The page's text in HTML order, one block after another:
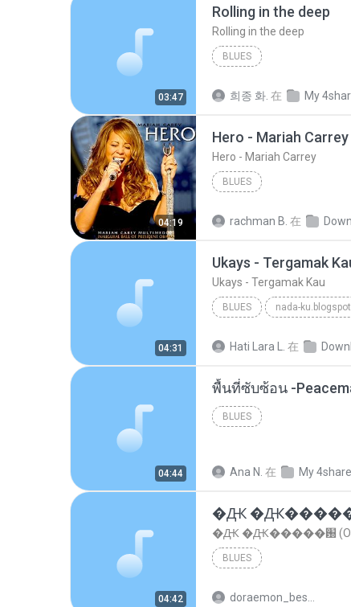
03:47
Rolling in the deep
Rolling in the deep
BLUES
희종 화. 在 My
04:19
Hero - Mariah Carrey
Hero - Mariah Carrey
BLUES
rachman B. 在
04:31
Ukays - Tergamak
Ukays - Tergamak Kau
BLUES nada-
Hati Lara L. 在
04:44
พื้นที่ซับซ้อน -
BLUES
Ana N. 在 My
04:42
�Ԫ �Ԫ�����԰
�Ԫ �Ԫ�����԰
BLUES